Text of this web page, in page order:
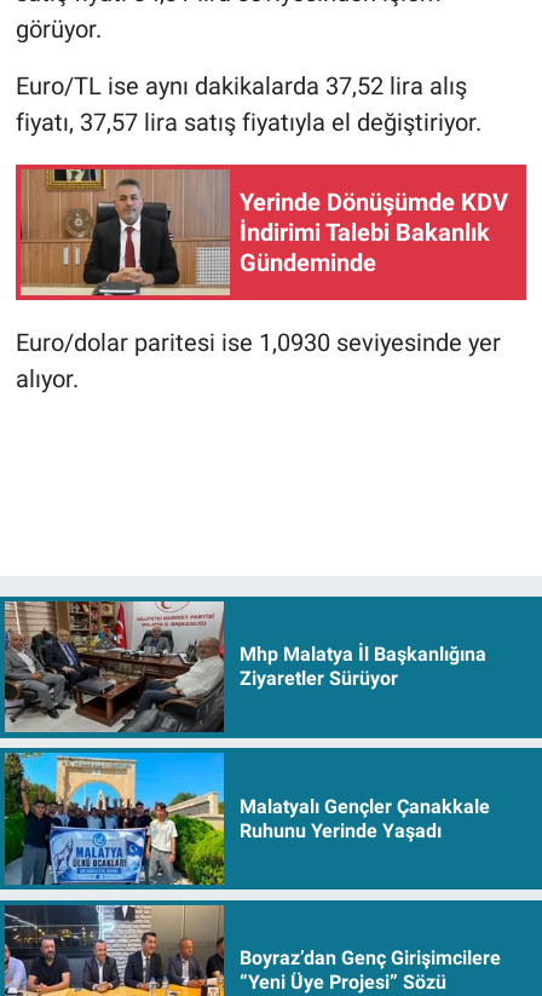
görüyor.
Euro/TL ise aynı dakikalarda 37,52 lira alış
fiyatı, 37,57 lira satış fiyatıyla el değiştiriyor.
Yerinde Dönüşümde KDV
İndirimi Talebi Bakanlık
Gündeminde
Euro/dolar paritesi ise 1,0930 seviyesinde yer
alıyor.
Mhp Malatya İl Başkanlığına
Ziyaretler Sürüyor
Malatyalı Gençler Çanakkale
Ruhunu Yerinde Yaşadı
Boyraz’dan Genç Girişimcilere
“Yeni Üye Projesi” Sözü